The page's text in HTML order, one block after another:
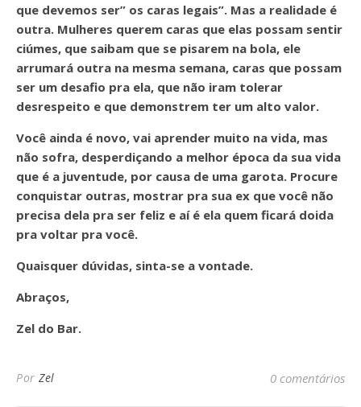
que devemos ser” os caras legais”. Mas a realidade é
outra. Mulheres querem caras que elas possam sentir
ciúmes, que saibam que se pisarem na bola, ele
arrumará outra na mesma semana, caras que possam
ser um desafio pra ela, que não iram tolerar
desrespeito e que demonstrem ter um alto valor.
Você ainda é novo, vai aprender muito na vida, mas
não sofra, desperdiçando a melhor época da sua vida
que é a juventude, por causa de uma garota. Procure
conquistar outras, mostrar pra sua ex que você não
precisa dela pra ser feliz e aí é ela quem ficará doida
pra voltar pra você.
Quaisquer dúvidas, sinta-se a vontade.
Abraços,
Zel do Bar.
Por Zel 0 comentários